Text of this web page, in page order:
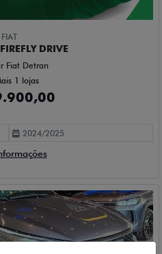
FIAT
DRIVE
Fiat Detran
1 lojas
2024/2025